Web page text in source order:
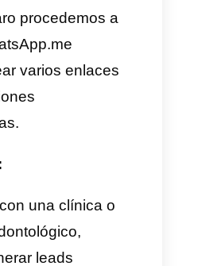
nada del otro
poder generar y
diferentes mensajes
para cada tipo de